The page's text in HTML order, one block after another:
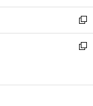
開
く
ウ
で
開
く
ン
ド
ウ
で
ウ
ィ
ン
ド
開
新
し
い
ン
新
ウ